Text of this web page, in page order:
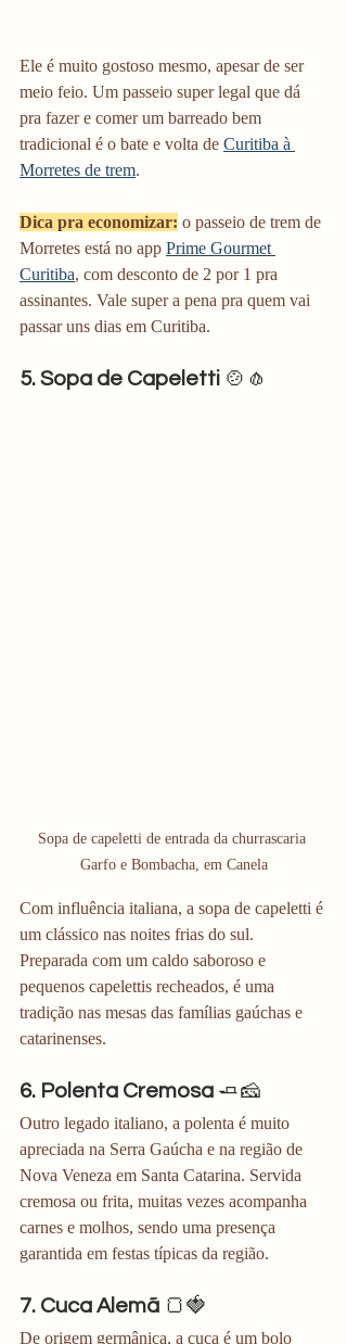
Ele é muito gostoso mesmo, apesar de ser
meio feio. Um passeio super legal que dá
pra fazer e comer um barreado bem
tradicional é o bate e volta de Curitiba à
Morretes de trem.
Dica pra economizar: o passeio de trem de
Morretes está no app Prime Gourmet
Curitiba, com desconto de 2 por 1 pra
assinantes. Vale super a pena pra quem vai
passar uns dias em Curitiba.
5. Sopa de Capeletti 🍲🧄
Sopa de capeletti de entrada da churrascaria
Garfo e Bombacha, em Canela
Com influência italiana, a sopa de capeletti é
um clássico nas noites frias do sul.
Preparada com um caldo saboroso e
pequenos capelettis recheados, é uma
tradição nas mesas das famílias gaúchas e
catarinenses.
6. Polenta Cremosa 🧈🧀
Outro legado italiano, a polenta é muito
apreciada na Serra Gaúcha e na região de
Nova Veneza em Santa Catarina. Servida
cremosa ou frita, muitas vezes acompanha
carnes e molhos, sendo uma presença
garantida em festas típicas da região.
7. Cuca Alemã 🍞🍓
De origem germânica, a cuca é um bolo